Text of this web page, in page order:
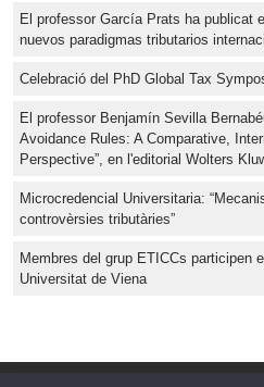
El professor García Prats ha publicat
nuevos paradigmas tributarios
Celebració del PhD Global Tax
El professor Benjamín Sevilla
Avoidance Rules: A Comparative,
Perspective”, en l'editorial Wolters
Microcredencial Universitaria:
controvèrsies tributàries”
Membres del grup ETICCs participen
Universitat de Viena